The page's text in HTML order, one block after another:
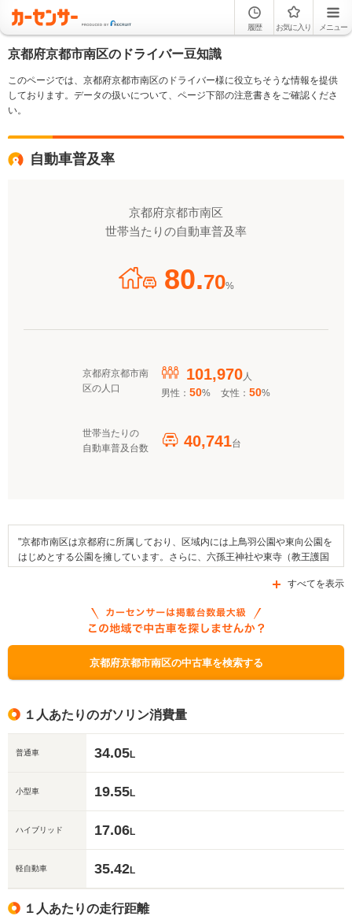
履歴 お気に入り メニュー
京都府京都市南区のドライバー豆知識
このページでは、京都府京都市南区のドライバー様に役立ちそうな情報を提供
しております。データの扱いについて、ページ下部の注意書きをご確認くださ
い。
自動車普及率
京都府京都市南区
世帯当たりの自動車普及率
80.70%
京都府京都市南
区の人口
101,970人
男性： 50% 女性： 50%
世帯当たりの
自動車普及台数
40,741台
"京都市南区は京都府に所属しており、区域内には上鳥羽公園や東向公園を
はじめとする公園を擁しています。さらに、六孫王神社や東寺（教王護国
207号線や府道201号線、あるいは府道171号線といった道路が通る京都市
内で例年開催される催しものには、弘法さんの市や葉ぼたん展などがあり
ます。ほかにも、市の名産品としてはよーじや特製カプチーノやすぐき漬
けなどが挙げられます。なお、補助金制度としてこの区内で利用できるも
のは「自動車取得税に関する税制補助」、「経営発展支援融資」、「自動
すべてを表示
京都府京都市南区の中古車を検索する
１人あたりのガソリン消費量
普通車 34.05L
小型車 19.55L
ハイブリッド 17.06L
軽自動車 35.42L
１人あたりの走行距離